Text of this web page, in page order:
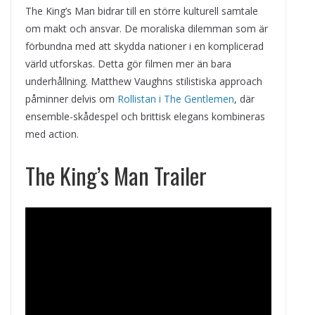
The King’s Man bidrar till en större kulturell samtale
om makt och ansvar. De moraliska dilemman som är
förbundna med att skydda nationer i en komplicerad
värld utforskas. Detta gör filmen mer än bara
underhållning. Matthew Vaughns stilistiska approach
påminner delvis om Rollistan i The Gentlemen, där
ensemble-skådespel och brittisk elegans kombineras
med action.
The King’s Man Trailer